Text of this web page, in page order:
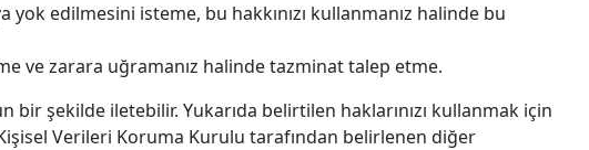
edilmesini isteme, bu hakkınızı kullanmanız halinde bu
ve zarara uğramanız halinde tazminat talep etme.
şekilde iletebilir. Yukarıda belirtilen haklarınızı kullanmak için
Verileri Koruma Kurulu tarafından belirlenen diğer